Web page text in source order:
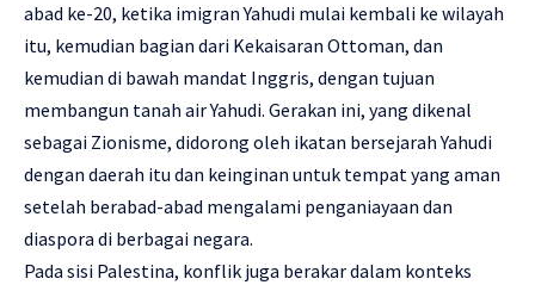
abad ke-20, ketika imigran Yahudi mulai kembali ke wilayah
itu, kemudian bagian dari Kekaisaran Ottoman, dan
kemudian di bawah mandat Inggris, dengan tujuan
membangun tanah air Yahudi. Gerakan ini, yang dikenal
sebagai Zionisme, didorong oleh ikatan bersejarah Yahudi
dengan daerah itu dan keinginan untuk tempat yang aman
setelah berabad-abad mengalami penganiayaan dan
diaspora di berbagai negara.
Pada sisi Palestina, konflik juga berakar dalam konteks